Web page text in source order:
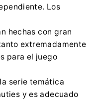
Los
hechas con gran
extremadamente
para el juego
serie temática
y es adecuado